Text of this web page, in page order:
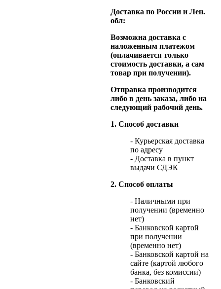
Доставка по России и Лен.
обл:
Возможна доставка с
наложенным платежом
(оплачивается только
стоимость доставки, а сам
товар при получении).
Отправка производится
либо в день заказа, либо на
следующий рабочий день.
1. Способ доставки
- Курьерская доставка
по адресу
- Доставка в пункт
выдачи СДЭК
2. Способ оплаты
- Наличными при
получении (временно
нет)
- Банковской картой
при получении
(временно нет)
- Банковской картой на
сайте (картой любого
банка, без комиссии)
- Банковский